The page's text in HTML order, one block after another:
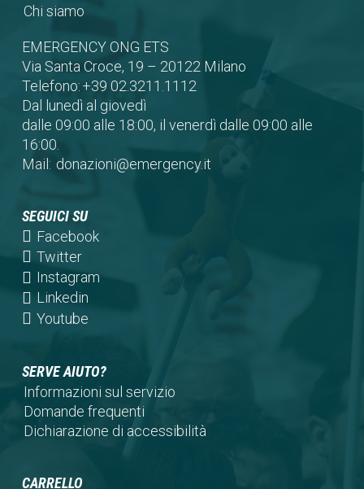
Chi siamo
EMERGENCY ONG ETS
Via Santa Croce, 19 – 20122 Milano
Telefono:+39 02.3211.1112
Dal lunedì al giovedì
dalle 09:00 alle 18:00, il venerdì dalle 09:00 alle
16:00.
Mail: donazioni@emergency.it
SEGUICI SU
Facebook(opens
a
Twitter(opens
in
a
new
Instagram(opens
Linkedin(opens
in
tab)
Youtube(opens
new
tab)
SERVE AIUTO?
Informazioni sul servizio
Domande frequenti
Dichiarazione di accessibilità
CARRELLO